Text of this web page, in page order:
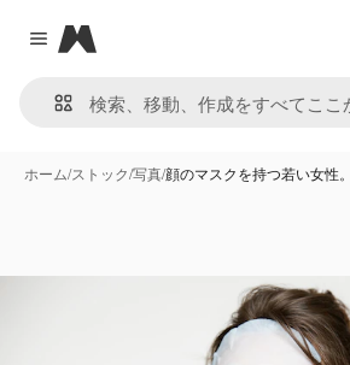
Close menu
Magnific
ホーム/ストック/写真/顔のマスクを持つ若い女性